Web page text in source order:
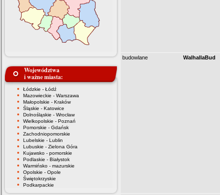
Województwa
i ważne miasta:
Łódzkie - Łódź
Mazowieckie - Warszawa
Małopolskie - Kraków
Śląskie - Katowice
Dolnośląskie - Wrocław
Wielkopolskie - Poznań
Pomorskie - Gdańsk
Zachodniopomorskie
Lubelskie - Lublin
Lubuskie - Zielona Góra
Kujawsko - pomorskie
Podlaskie - Białystok
Warmińsko - mazurskie
Opolskie - Opole
Świętokrzyskie
Podkarpackie
budowlane WalhallaBud